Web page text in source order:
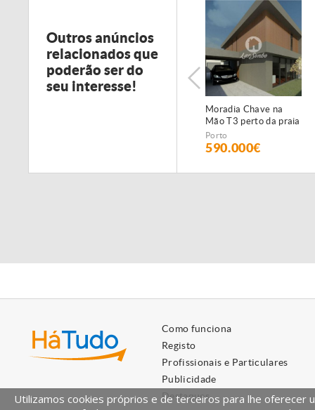
Outros anúncios
relacionados que
poderão ser do
seu interesse!
Mão T3 perto da praia
de Lavra, Matosinhos
Excelente Moradia
em Lavra
550.000€
Como funciona
Registo
Profissionais e Particulares
Publicidade
Destaques
Utilizamos cookies próprios e de terceiros para lhe oferecer